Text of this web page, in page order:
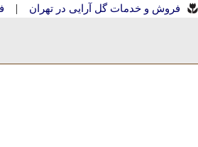
فروش و خدمات گل آرایی در تهران |